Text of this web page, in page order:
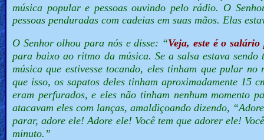
música popular e pessoas ouvindo pelo rádio. O
pessoas penduradas com cadeias em suas mãos. Elas
O Senhor olhou para nós e disse: “Veja, este é o
para baixo ao ritmo da música. Se a salsa estava
música que estivesse tocando, eles tinham que pular
que isso, os sapatos deles tinham aproximadamente 15
eram perfurados, e eles não tinham nenhum momento
atacavam eles com lanças, amaldiçoando dizendo,
parar, adore ele! Adore ele! Você tem que adorer ele!
minuto.”